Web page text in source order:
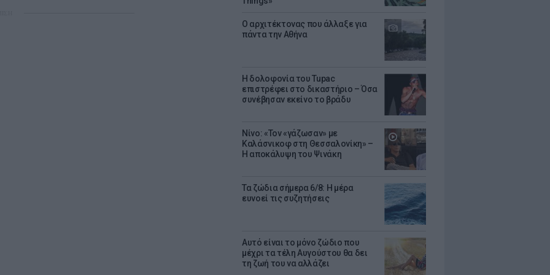
Ο αρχιτέκτονας που άλλαξε για
πάντα την Αθήνα
Η δολοφονία του Tupac
επιστρέφει στο δικαστήριο – Όσα
συνέβησαν εκείνο το βράδυ
Νίνο: «Τον «γάζωσαν» με
Καλάσνικοφ στη Θεσσαλονίκη» –
Η αποκάλυψη του Ψινάκη
Τα ζώδια σήμερα 6/8: Η μέρα
ευνοεί τις συζητήσεις
Αυτό είναι το μόνο ζώδιο που
μέχρι τα τέλη Αυγούστου θα δει
τη ζωή του να αλλάζει